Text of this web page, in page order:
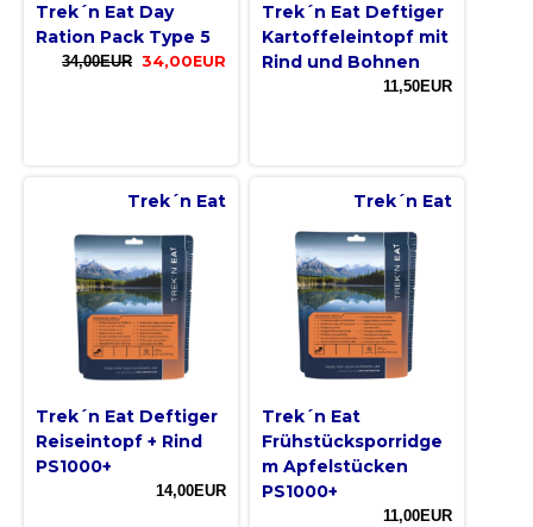
Trek´n Eat Day
Ration Pack Type 5
34,00EUR 34,00EUR
Trek´n Eat Deftiger
Kartoffeleintopf mit
Rind und Bohnen
11,50EUR
Trek´n Eat
Trek´n Eat Deftiger
Reiseintopf + Rind
PS1000+
14,00EUR
Trek´n Eat
Trek´n Eat
Frühstücksporridge
m Apfelstücken
PS1000+
11,00EUR